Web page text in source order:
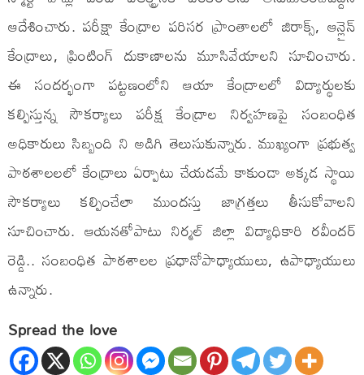
ఆదేశించారు. పరీక్షా కేంద్రాల పరిసర ప్రాంతాలలో జిరాక్స్, ఆన్లైన్
కేంద్రాలు, ప్రింటింగ్ దుకాణాలను మూసివేయాలని సూచించారు.
ఈ సందర్భంగా పట్టణంలోని ఆయా కేంద్రాలలో విద్యార్థులకు
కల్పిస్తున్న సౌకర్యాలు పరీక్ష కేంద్రాల నిర్వహణపై సంబంధిత
అధికారులు సిబ్బంది ని అడిగి తెలుసుకున్నారు. ముఖ్యంగా ప్రభుత్వ
పాఠశాలలలో కేంద్రాలు ఏర్పాటు చేయడమే కాకుండా అక్కడ స్థాయి
సౌకర్యాలు కల్పించేలా ముందస్తు జాగ్రత్తలు తీసుకోవాలని
సూచించారు. ఆయనతోపాటు నిర్మల్ జిల్లా విద్యాధికారి రవీందర్
రెడ్డి.. సంబంధిత పాఠశాలల ప్రధానోపాధ్యాయులు, ఉపాధ్యాయులు
ఉన్నారు.
Spread the love